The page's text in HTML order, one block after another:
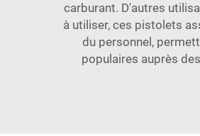
carburant. D'autres
à utiliser, ces pistolets
du personnel,
populaires auprès